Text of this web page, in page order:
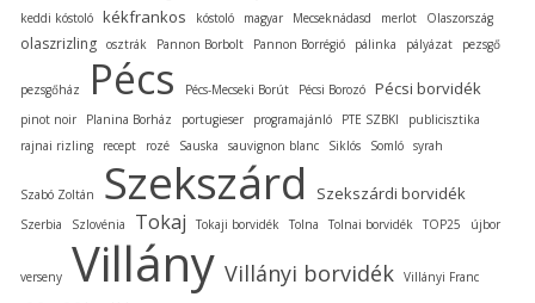
keddi kóstoló kékfrankos kóstoló magyar Mecseknádasd merlot Olaszország
olaszrizling osztrák Pannon Borbolt Pannon Borrégió pálinka pályázat pezsgő
pezsgőház Pécs Pécs-Mecseki Borút Pécsi Borozó Pécsi borvidék
pinot noir Planina Borház portugieser programajánló PTE SZBKI
publicisztika
rajnai rizling
recept rozé Sauska sauvignon blanc Siklós Somló syrah
Szabó Zoltán Szekszárd Szekszárdi borvidék
Szerbia Szlovénia Tokaj Tokaji borvidék Tolna Tolnai borvidék TOP25 újbor
verseny Villány Villányi borvidék Villányi Franc